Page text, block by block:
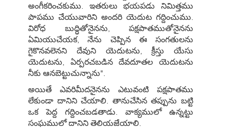
అంగీకరించకుము. ఇతరులు భయపడు నిమిత్తము
పాపము చేయువారిని అందరి యెదుట గద్దించుము.
విరోధ బుద్ధితోనైనను, పక్షపాతముతోనైనను
ఏమియుచేయక, నేను చెప్పిన ఈ సంగతులను
గైకొనవలెనని దేవుని యెదుటను, క్రీస్తు యేసు
యెదుటను, ఏర్పరచబడిన దేవదూతల యెదుటను
నీకు ఆనబెట్టుచున్నాను".
అయితే ఎవరిమీదనైనను ఎటువంటి పక్షపాతము
లేకుండా దానిని చేయాలి. తానుచేసిన తప్పును బట్టి
ఒక పెద్ద గద్దించబడతాడు. వాక్యములో ఉన్నట్టు
సంఘములో దానిని తెలియజేయాలి.